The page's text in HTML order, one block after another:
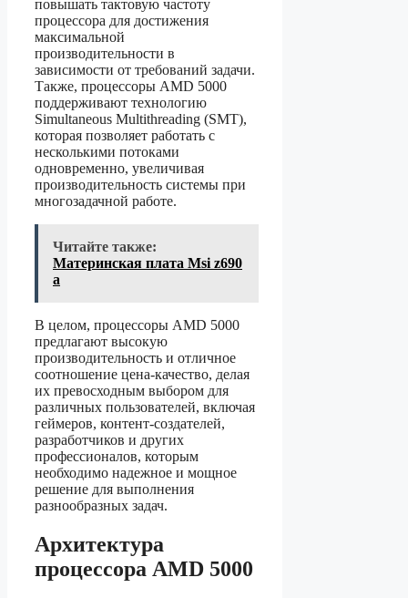
повышать тактовую частоту
процессора для достижения
максимальной
производительности в
зависимости от требований задачи.
Также, процессоры AMD 5000
поддерживают технологию
Simultaneous Multithreading (SMT),
которая позволяет работать с
несколькими потоками
одновременно, увеличивая
производительность системы при
многозадачной работе.
Читайте также:
Материнская плата Msi z690
a
В целом, процессоры AMD 5000
предлагают высокую
производительность и отличное
соотношение цена-качество, делая
их превосходным выбором для
различных пользователей, включая
геймеров, контент-создателей,
разработчиков и других
профессионалов, которым
необходимо надежное и мощное
решение для выполнения
разнообразных задач.
Архитектура
процессора AMD 5000